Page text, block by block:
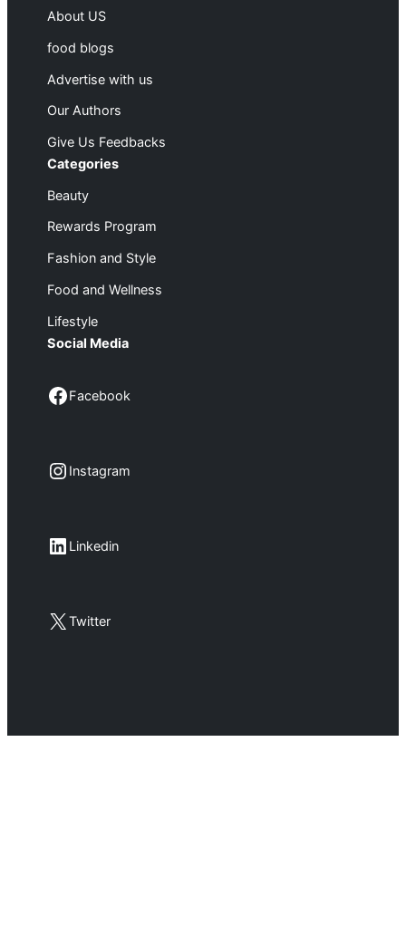
About US
food blogs
Advertise with us
Our Authors
Give Us Feedbacks
Categories
Beauty
Rewards Program
Fashion and Style
Food and Wellness
Lifestyle
Social Media
Facebook Facebook
Instagram Instagram
LinkedIn Linkedin
X Twitter